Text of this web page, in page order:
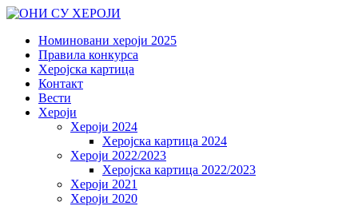
Номиновани хероји 2025
Правила конкурса
Херојска картица
Контакт
Вести
Хероји
Хероји 2024
Херојска картица 2024
Хероји 2022/2023
Херојска картица 2022/2023
Хероји 2021
Хероји 2020